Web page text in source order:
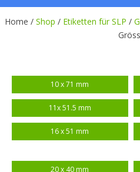
Home / Shop / Etiketten für SLP /
10 x 71 mm
11x 51.5 mm
16 x 51 mm
20 x 40 mm